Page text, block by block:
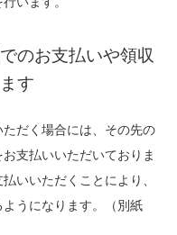
のお支払いや領収
す
だく場合には、その先の
支払いいただいておりま
いいただくことにより、
うになります。（別紙